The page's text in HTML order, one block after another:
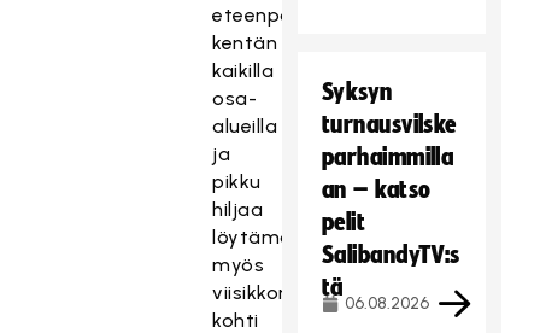
eteenpäin
kentän
kaikilla
osa-
alueilla
ja
pikku
hiljaa
löytämään
myös
viisikkorakenteita
kohti
Syksyn
turnausvilske
parhaimmilla
an – katso
pelit
SalibandyTV:s
tä
06.08.2026